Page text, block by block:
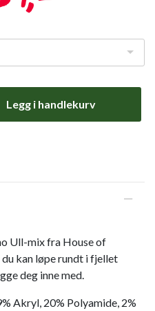
Legg i handlekurv
Ull-mix fra House of
kan løpe rundt i fjellet
deg inne med.
Akryl, 20% Polyamide, 2%